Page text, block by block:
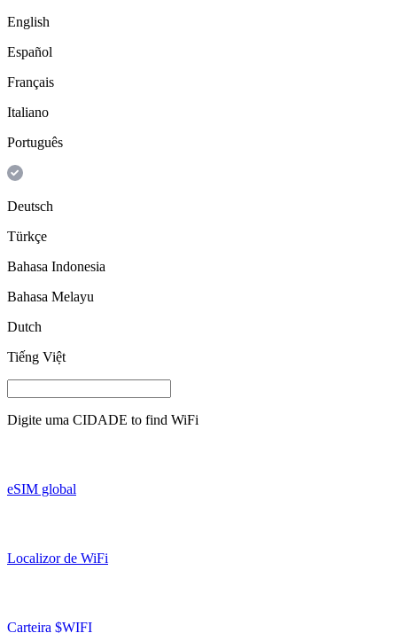
English
Español
Français
Italiano
Português
Deutsch
Türkçe
Bahasa Indonesia
Bahasa Melayu
Dutch
Tiếng Việt
Digite uma CIDADE to find WiFi
eSIM global
Localizor de WiFi
Carteira $WIFI